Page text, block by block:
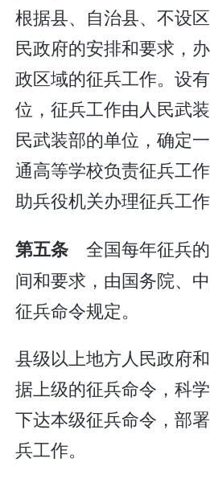
根据县、自治县、不设
民政府的安排和要求，
政区域的征兵工作。设
位，征兵工作由人民武
民武装部的单位，确定
通高等学校负责征兵工
助兵役机关办理征兵工作
第五条 全国每年征兵
间和要求，由国务院、
征兵命令规定。
县级以上地方人民政府
据上级的征兵命令，科
下达本级征兵命令，部
兵工作。